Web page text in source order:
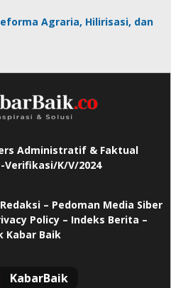
Agraria, Hilirisasi, dan
Administratif & Faktual
Verifikasi/K/V/2024
Redaksi – Pedoman Media Siber
Policy– Indeks Berita –
Kabar Baik